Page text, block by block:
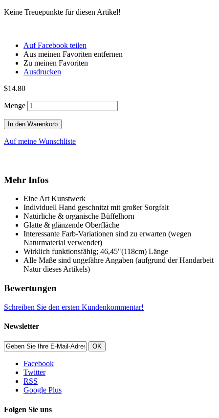
Keine Treuepunkte für diesen Artikel!
Auf Facebook teilen
Aus meinen Favoriten entfernen
Zu meinen Favoriten
Ausdrucken
$14.80
Menge
In den Warenkorb
Auf meine Wunschliste
Mehr Infos
Eine Art Kunstwerk
Individuell Hand geschnitzt mit großer Sorgfalt
Natürliche & organische Büffelhorn
Glatte & glänzende Oberfläche
Interessante Farb-Variationen sind zu erwarten (wegen
Naturmaterial verwendet)
Wirklich funktionsfähig; 46,45"(118cm) Länge
Alle Maße sind ungefähre Angaben (aufgrund der Handarbeit
Natur dieses Artikels)
Bewertungen
Schreiben Sie den ersten Kundenkommentar!
Newsletter
OK
Facebook
Twitter
RSS
Google Plus
Folgen Sie uns